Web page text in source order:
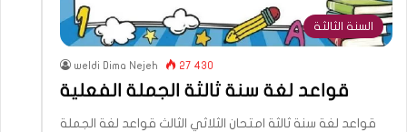
السنة الثالثة
weldi Dima Nejeh 27 430
قواعد لغة سنة ثالثة الجملة الفعلية
قواعد لغة سنة ثالثة امتحان الثلاثي الثالث قواعد لغة الجملة